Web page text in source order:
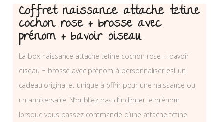
Coffret naissance attache tetine
cochon rose + brosse avec
prénom + bavoir oiseau
La box naissance attache tetine cochon rose + bavoir
oiseau + brosse avec prénom à personnaliser est un
cadeau original et unique à offrir pour une naissance ou
un anniversaire. N’oubliez pas d’indiquer le prénom
lorsque vous passez commande d’une attache tétine